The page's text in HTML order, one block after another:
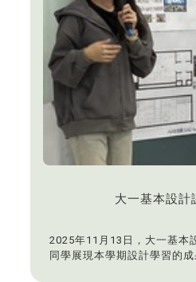
大一基本設計
2025年11月13日，大一基本
同學展現本學期設計學習的成